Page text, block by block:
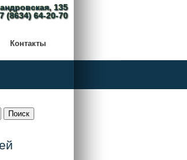
135
(8634) 64-20-70
Контакты